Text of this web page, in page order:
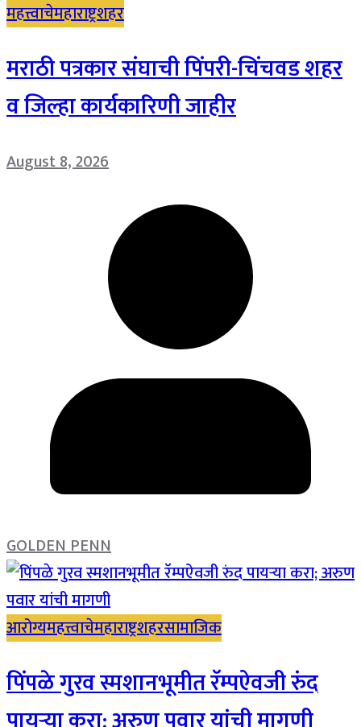
महत्त्वाचेमहाराष्ट्रशहर
मराठी पत्रकार संघाची पिंपरी-चिंचवड शहर
व जिल्हा कार्यकारिणी जाहीर
August 8, 2026
GOLDEN PENN
आरोग्यमहत्त्वाचेमहाराष्ट्रशहरसामाजिक
पिंपळे गुरव स्मशानभूमीत रॅम्पऐवजी रुंद